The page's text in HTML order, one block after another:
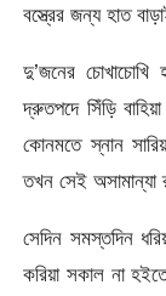
বস্ত্রের জন্য হাত
দু’জনের চোখাচোখি
দ্রুতপদে সিঁড়ি
কোনমতে স্নান
তখন সেই অসামান্যা
সেদিন সমস্তদিন
করিয়া সকাল না